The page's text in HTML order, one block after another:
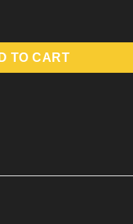
Color quantity
TO CART